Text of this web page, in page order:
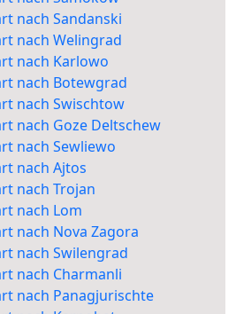
nach Sandanski
nach Welingrad
nach Karlowo
nach Botewgrad
nach Swischtow
nach Goze Deltschew
nach Sewliewo
nach Ajtos
nach Trojan
nach Lom
nach Nova Zagora
nach Swilengrad
nach Charmanli
nach Panagjurischte